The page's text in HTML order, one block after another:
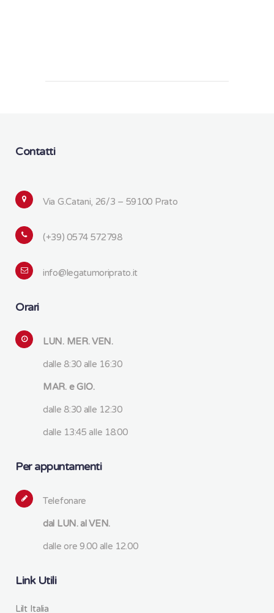
Contatti
Via G.Catani, 26/3 – 59100 Prato
(+39) 0574 572798
info@legatumoriprato.it
Orari
LUN. MER. VEN.
dalle 8:30 alle 16:30
MAR. e GIO.
dalle 8:30 alle 12:30
dalle 13:45 alle 18:00
Per appuntamenti
Telefonare
dal LUN. al VEN.
dalle ore 9.00 alle 12.00
Link Utili
Lilt Italia